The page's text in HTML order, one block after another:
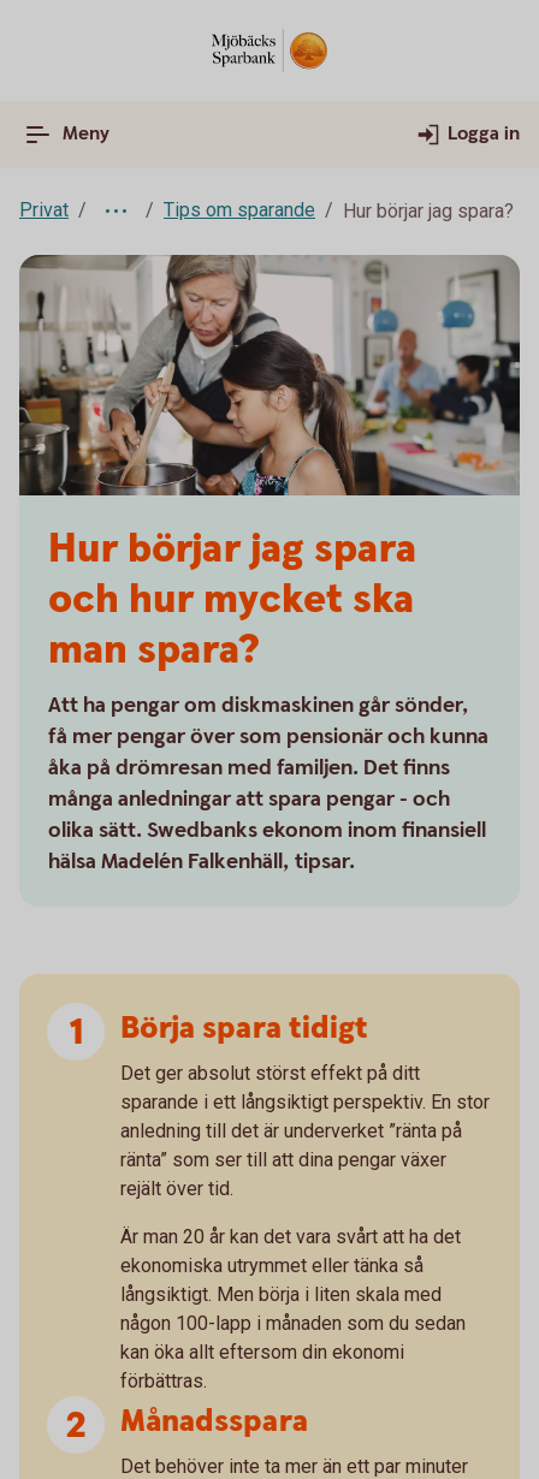
Meny Logga in
Privat Tips om sparande Hur börjar jag spara?
Hur börjar jag spara
och hur mycket ska
man spara?
Att ha pengar om diskmaskinen går sönder,
få mer pengar över som pensionär och kunna
åka på drömresan med familjen. Det finns
många anledningar att spara pengar - och
olika sätt. Swedbanks ekonom inom finansiell
hälsa Madelén Falkenhäll, tipsar.
Börja spara tidigt
Det ger absolut störst effekt på ditt
sparande i ett långsiktigt perspektiv. En stor
anledning till det är underverket ”ränta på
ränta” som ser till att dina pengar växer
rejält över tid.
Är man 20 år kan det vara svårt att ha det
ekonomiska utrymmet eller tänka så
långsiktigt. Men börja i liten skala med
någon 100-lapp i månaden som du sedan
kan öka allt eftersom din ekonomi
förbättras.
Månadsspara
Det behöver inte ta mer än ett par minuter